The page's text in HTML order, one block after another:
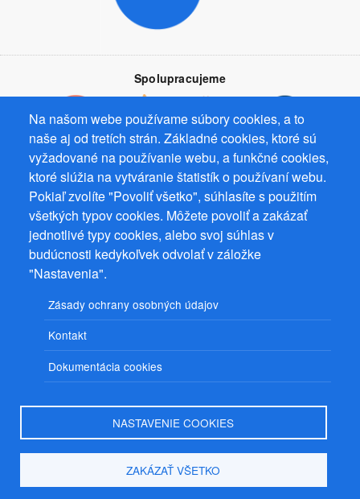
Na našom webe používame súbory cookies, a to
naše aj od tretích strán. Základné cookies, ktoré sú
vyžadované na používanie webu, a funkčné cookies,
ktoré slúžia na vytváranie štatistík o používaní webu.
Pokiaľ zvolíte "Povoliť všetko", súhlasíte s použitím
všetkých typov cookies. Môžete povoliť a zakázať
jednotlivé typy cookies, alebo svoj súhlas v
budúcnosti kedykoľvek odvolať v záložke
"Nastavenia".
Zásady ochrany osobných údajov
Kontakt
Dokumentácia cookies
NASTAVENIE COOKIES
ZAKÁZAŤ VŠETKO
Spolupracujeme
Prevádzkovateľ: Mgr. Bc. Žaneta Radimecká, MBA, Ostrov 256, 561
22 Ostrov, IČ 08993033, DIČ CZ9161263958
© 2026PuzzleWebss.r.o.